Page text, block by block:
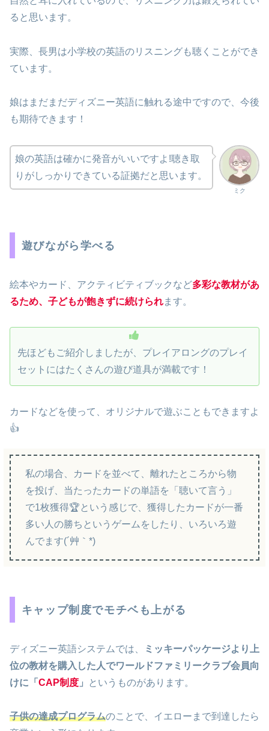
ると思います。
実際、長男は小学校の英語のリスニングも聴くことができ
ています。
娘はまだまだディズニー英語に触れる途中ですので、今後
も期待できます！
ミク
娘の英語は確かに発音がいいですよ!聴き取
りがしっかりできている証拠だと思います。
遊びながら学べる
絵本やカード、アクティビティブックなど多彩な教材があ
るため、子どもが飽きずに続けられます。
先ほどもご紹介しましたが、プレイアロングのプレイ
セットにはたくさんの遊び道具が満載です！
カードなどを使って、オリジナルで遊ぶこともできますよ
👍
私の場合、カードを並べて、離れたところから物
を投げ、当たったカードの単語を「聴いて言う」
で1枚獲得🏆という感じで、獲得したカードが一番
多い人の勝ちというゲームをしたり、いろいろ遊
んでます(´艸｀*)
キャップ制度でモチベも上がる
ディズニー英語システムでは、
ミッキーパッケージより上
位の教材を購入した人でワールドファミリークラブ会員向
けに「 CAP制度 」 というものがあります。
子供の達成プログラムのことで、イエローまで到達したら